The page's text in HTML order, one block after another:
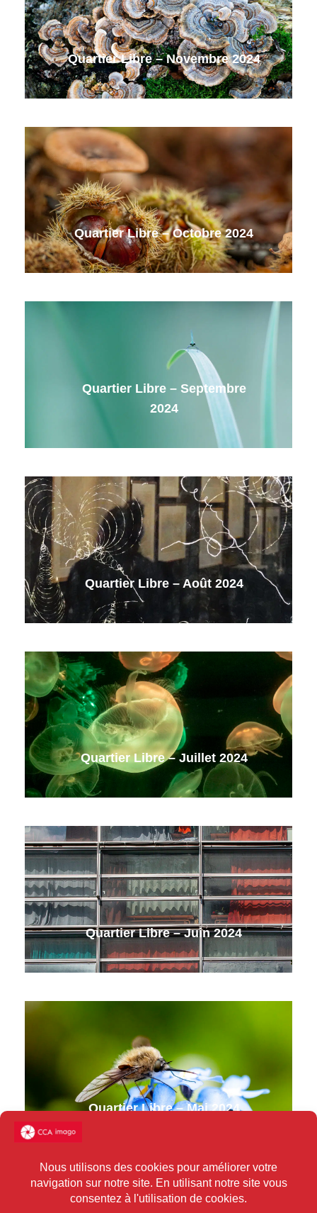
Quartier Libre – Novembre 2024
Quartier Libre – Octobre 2024
Quartier Libre – Septembre
2024
Quartier Libre – Août 2024
Quartier Libre – Juillet 2024
Quartier Libre – Juin 2024
Quartier Libre – Mai 2024
1 2 3 4